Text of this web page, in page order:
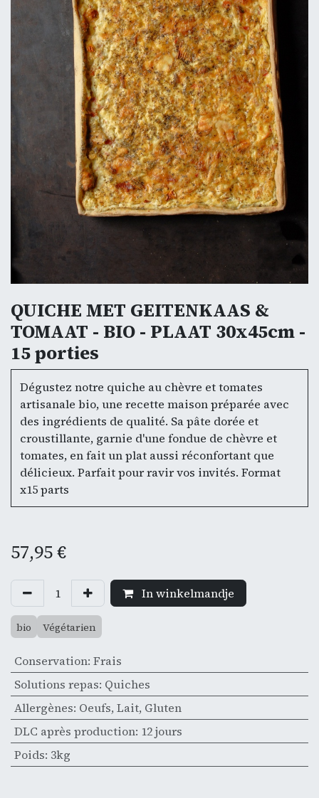
QUICHE MET GEITENKAAS &
TOMAAT - BIO - PLAAT 30x45cm -
15 porties
Dégustez notre quiche au chèvre et tomates
artisanale bio, une recette maison préparée avec
des ingrédients de qualité. Sa pâte dorée et
croustillante, garnie d'une fondue de chèvre et
tomates, en fait un plat aussi réconfortant que
délicieux. Parfait pour ravir vos invités. Format
x15 parts
57,95€
In winkelmandje
bio Végétarien
Conservation: Frais
Solutions repas: Quiches
Allergènes: Oeufs, Lait, Gluten
DLC après production: 12 jours
Poids: 3kg